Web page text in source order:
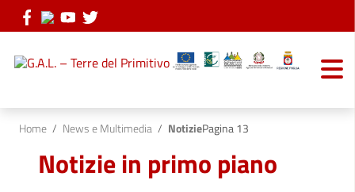
Vai ai contenuti
Vai al menu di navigazione
Vai al footer
Home / News e Multimedia / NotiziePagina 13
Notizie in primo piano